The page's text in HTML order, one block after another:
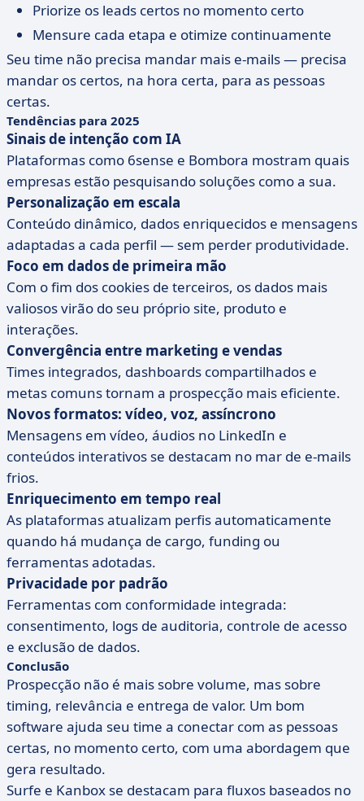
Priorize os leads certos no momento certo
Mensure cada etapa e otimize continuamente
Seu time não precisa mandar mais e-mails — precisa
mandar os certos, na hora certa, para as pessoas
certas.
Tendências para 2025
Sinais de intenção com IA
Plataformas como 6sense e Bombora mostram quais
empresas estão pesquisando soluções como a sua.
Personalização em escala
Conteúdo dinâmico, dados enriquecidos e mensagens
adaptadas a cada perfil — sem perder produtividade.
Foco em dados de primeira mão
Com o fim dos cookies de terceiros, os dados mais
valiosos virão do seu próprio site, produto e
interações.
Convergência entre marketing e vendas
Times integrados, dashboards compartilhados e
metas comuns tornam a prospecção mais eficiente.
Novos formatos: vídeo, voz, assíncrono
Mensagens em vídeo, áudios no LinkedIn e
conteúdos interativos se destacam no mar de e-mails
frios.
Enriquecimento em tempo real
As plataformas atualizam perfis automaticamente
quando há mudança de cargo, funding ou
ferramentas adotadas.
Privacidade por padrão
Ferramentas com conformidade integrada:
consentimento, logs de auditoria, controle de acesso
e exclusão de dados.
Conclusão
Prospecção não é mais sobre volume, mas sobre
timing, relevância e entrega de valor. Um bom
software ajuda seu time a conectar com as pessoas
certas, no momento certo, com uma abordagem que
gera resultado.
Surfe e Kanbox se destacam para fluxos baseados no